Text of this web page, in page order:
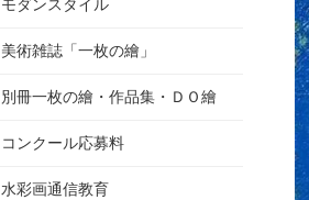
モダンスタイル
美術雑誌「一枚の繪」
別冊一枚の繪・作品集・ＤＯ繪
コンクール応募料
水彩画通信教育